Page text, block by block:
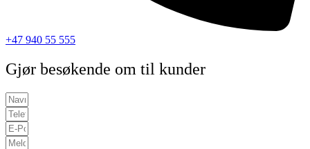
+47 940 55 555
Gjør besøkende om til kunder